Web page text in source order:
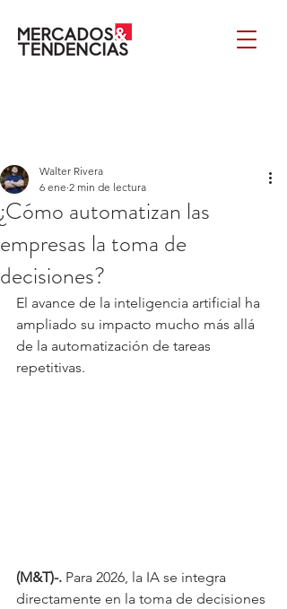
¿Cómo automatizan las
empresas la toma de
decisiones?
Walter Rivera
6 ene 2 min de lectura
El avance de la inteligencia artificial ha
ampliado su impacto mucho más allá
de la automatización de tareas
repetitivas.
(M&T)-. Para 2026, la IA se integra
directamente en la toma de decisiones